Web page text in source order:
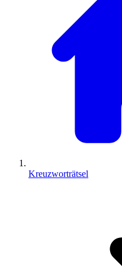
Kreuzworträtsel